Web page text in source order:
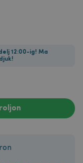
12:00-ig! Ma